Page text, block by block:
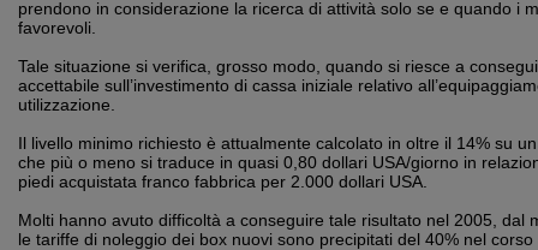
prendono in considerazione la ricerca di attività solo se e quando i
favorevoli.
Tale situazione si verifica, grosso modo, quando si riesce a
accettabile sull’investimento di cassa iniziale relativo
utilizzazione.
Il livello minimo richiesto è attualmente calcolato in oltre il 14% su
che più o meno si traduce in quasi 0,80 dollari USA/giorno in
piedi acquistata franco fabbrica per 2.000 dollari USA.
Molti hanno avuto difficoltà a conseguire tale risultato nel 2005, dal
le tariffe di noleggio dei box nuovi sono precipitati del 40% nel corso